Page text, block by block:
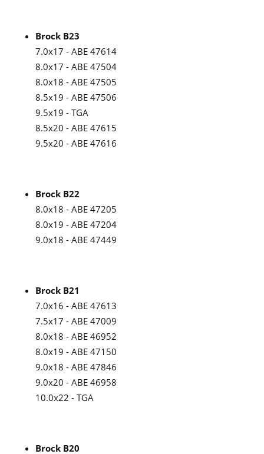
Brock B23
7.0x17 - ABE 47614
8.0x17 - ABE 47504
8.0x18 - ABE 47505
8.5x19 - ABE 47506
9.5x19 - TGA
8.5x20 - ABE 47615
9.5x20 - ABE 47616
Brock B22
8.0x18 - ABE 47205
8.0x19 - ABE 47204
9.0x18 - ABE 47449
Brock B21
7.0x16 - ABE 47613
7.5x17 - ABE 47009
8.0x18 - ABE 46952
8.0x19 - ABE 47150
9.0x18 - ABE 47846
9.0x20 - ABE 46958
10.0x22 - TGA
Brock B20